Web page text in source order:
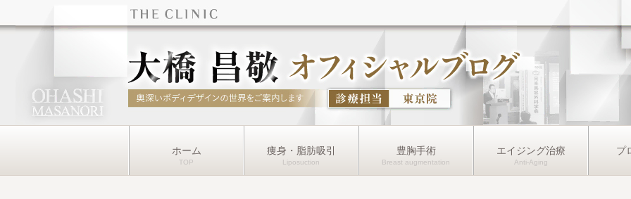
ホーム 痩身・脂肪吸引 豊胸手術 エイジング治療 プ